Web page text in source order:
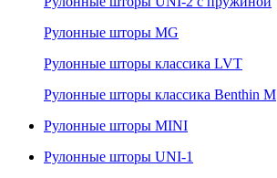
Рулонные шторы MG
Рулонные шторы классика LVT
Рулонные шторы классика Benthin M
Рулонные шторы MINI
Рулонные шторы UNI-1